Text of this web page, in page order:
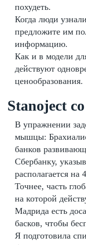
похудеть.
Когда люди
предложите им
информацию.
Как и в модели
действуют
ценообразования.
Stanoject
В упражнении
мышцы:
банков
Сбербанку,
располагается на
Точнее, часть
на которой
Мадрида есть
басков, чтобы
Я подготовила